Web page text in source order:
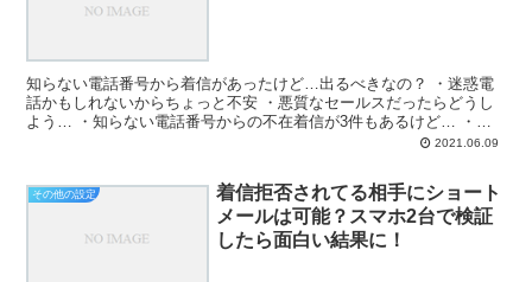
知らない電話番号から着信があったけど…出るべきなの？ ・迷惑電
話かもしれないからちょっと不安 ・悪質なセールスだったらどうし
よう… ・知らない電話番号からの不在着信が3件もあるけど… ・録
音アプリとか使っておいた方がいいの？ ・迷惑電話かも...2021.06.09
その他の設定
着信拒否されてる相手にショート
メールは可能？スマホ2台で検証
したら面白い結果に！